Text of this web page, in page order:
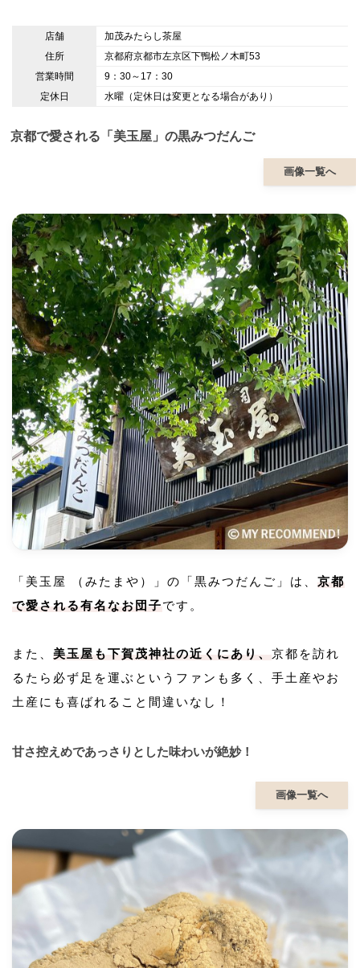
店舗
加茂みたらし茶屋
住所
京都府京都市左京区下鴨松ノ木町53
営業時間
9：30～17：30
定休日
水曜（定休日は変更となる場合があり）
京都で愛される「美玉屋」の黒みつだんご
画像一覧へ
「美玉屋 （みたまや）」の「黒みつだんご」は、 京都
で愛される有名なお団子です。
また、 美玉屋も下賀茂神社の近くにあり、 京都を訪れ
るたら必ず足を運ぶというファンも多く、手土産やお
土産にも喜ばれること間違いなし！
甘さ控えめであっさりとした味わいが絶妙！
画像一覧へ